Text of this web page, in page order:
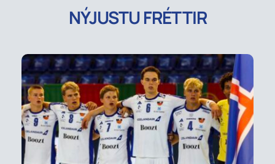
NÝJUSTU FRÉTTIR